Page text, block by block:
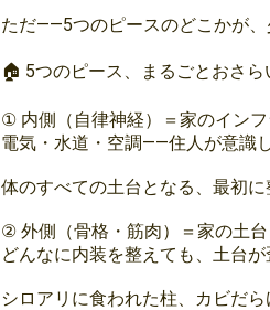
ただ——5つのピースのどこかが、
🏠 5つのピース、まるごとおさら
① 内側（自律神経）＝家のインフ
電気・水道・空調——住人が意識
体のすべての土台となる、最初に
② 外側（骨格・筋肉）＝家の土
どんなに内装を整えても、土台が
シロアリに食われた柱、カビだ